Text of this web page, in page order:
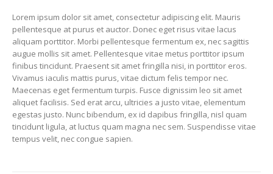
Lorem ipsum dolor sit amet, consectetur adipiscing elit. Mauris
pellentesque at purus et auctor. Donec eget risus vitae lacus
aliquam porttitor. Morbi pellentesque fermentum ex, nec sagittis
augue mollis sit amet. Pellentesque vitae metus porttitor ipsum
finibus tincidunt. Praesent sit amet fringilla nisi, in porttitor eros.
Vivamus iaculis mattis purus, vitae dictum felis tempor nec.
Maecenas eget fermentum turpis. Fusce dignissim leo sit amet
aliquet facilisis. Sed erat arcu, ultricies a justo vitae, elementum
egestas justo. Nunc bibendum, ex id dapibus fringilla, nisl quam
tincidunt ligula, at luctus quam magna nec sem. Suspendisse vitae
tempus velit, nec congue sapien.